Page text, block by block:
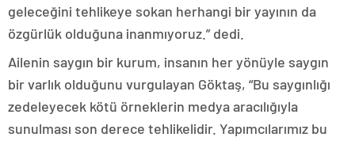
geleceğini tehlikeye sokan herhangi bir yayının da
özgürlük olduğuna inanmıyoruz.” dedi.
Ailenin saygın bir kurum, insanın her yönüyle saygın
bir varlık olduğunu vurgulayan Göktaş, “Bu saygınlığı
zedeleyecek kötü örneklerin medya aracılığıyla
sunulması son derece tehlikelidir. Yapımcılarımız bu